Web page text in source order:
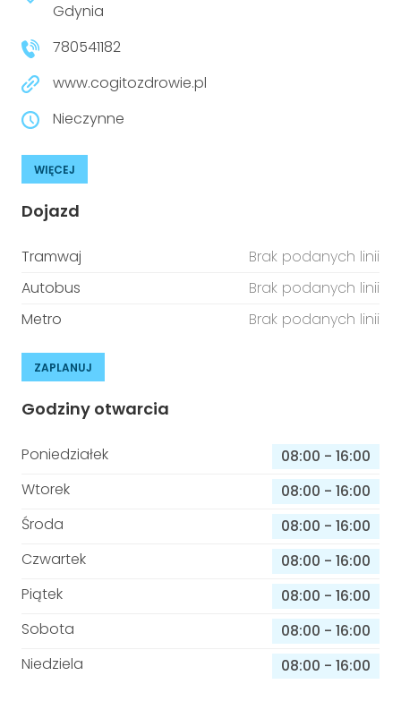
Gdynia
780541182
www.cogitozdrowie.pl
Nieczynne
WIĘCEJ
Dojazd
Tramwaj
Brak podanych linii
Autobus
Brak podanych linii
Metro
Brak podanych linii
ZAPLANUJ
Godziny otwarcia
Poniedziałek 08:00 - 16:00
Wtorek
08:00 - 16:00
Środa
08:00 - 16:00
Czwartek
08:00 - 16:00
Piątek
08:00 - 16:00
Sobota
08:00 - 16:00
Niedziela
08:00 - 16:00